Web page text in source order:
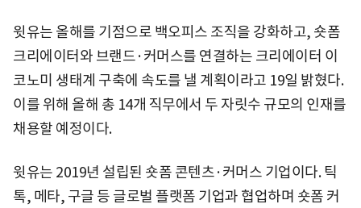
윗유는 올해를 기점으로 백오피스 조직을 강화하고, 숏폼
크리에이터와 브랜드·커머스를 연결하는 크리에이터 이
코노미 생태계 구축에 속도를 낼 계획이라고 19일 밝혔다.
이를 위해 올해 총 14개 직무에서 두 자릿수 규모의 인재를
채용할 예정이다.
윗유는 2019년 설립된 숏폼 콘텐츠·커머스 기업이다. 틱
톡, 메타, 구글 등 글로벌 플랫폼 기업과 협업하며 숏폼 커